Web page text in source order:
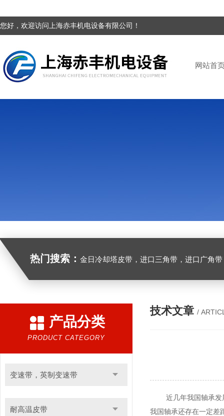
您好，欢迎访问上海赤丰机电设备有限公司！
网站首
热门搜索： 金日冷却塔皮带，进口三角带，进口广角带，进口同步带，进口空压机皮
产品分类
PRODUCT CATEGORY
变速带，英制变速带
耐高温皮带
技术文章 /
近几年我国轴承发展
我国轴承还存在一定差